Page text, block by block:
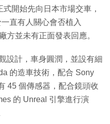
開始先向日本市場交車，
直有人關心會否植入
方並未有正面發表回應。
設計，車身圓潤，並設有細
的造車技術，配合 Sony
45 個傳感器，配合鏡頭收
的 Unreal 引擎進行演